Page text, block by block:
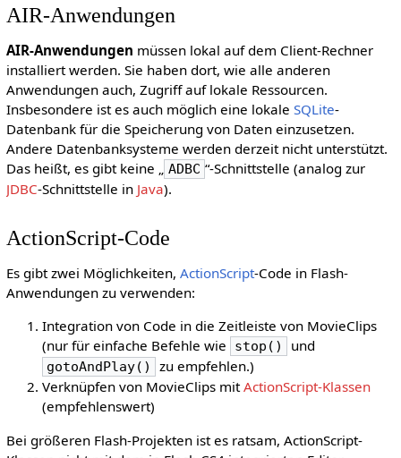
AIR-Anwendungen
AIR-Anwendungen müssen lokal auf dem Client-Rechner
installiert werden. Sie haben dort, wie alle anderen
Anwendungen auch, Zugriff auf lokale Ressourcen.
Insbesondere ist es auch möglich eine lokale SQLite-
Datenbank für die Speicherung von Daten einzusetzen.
Andere Datenbanksysteme werden derzeit nicht unterstützt.
Das heißt, es gibt keine „
ADBC “-Schnittstelle (analog zur
JDBC-Schnittstelle in Java).
ActionScript-Code
Es gibt zwei Möglichkeiten, ActionScript-Code in Flash-
Anwendungen zu verwenden:
Integration von Code in die Zeitleiste von MovieClips
(nur für einfache Befehle wie
stop() und
gotoAndPlay()
zu empfehlen.)
Verknüpfen von MovieClips mitActionScript-Klassen
(empfehlenswert)
Bei größeren Flash-Projekten ist es ratsam, ActionScript-